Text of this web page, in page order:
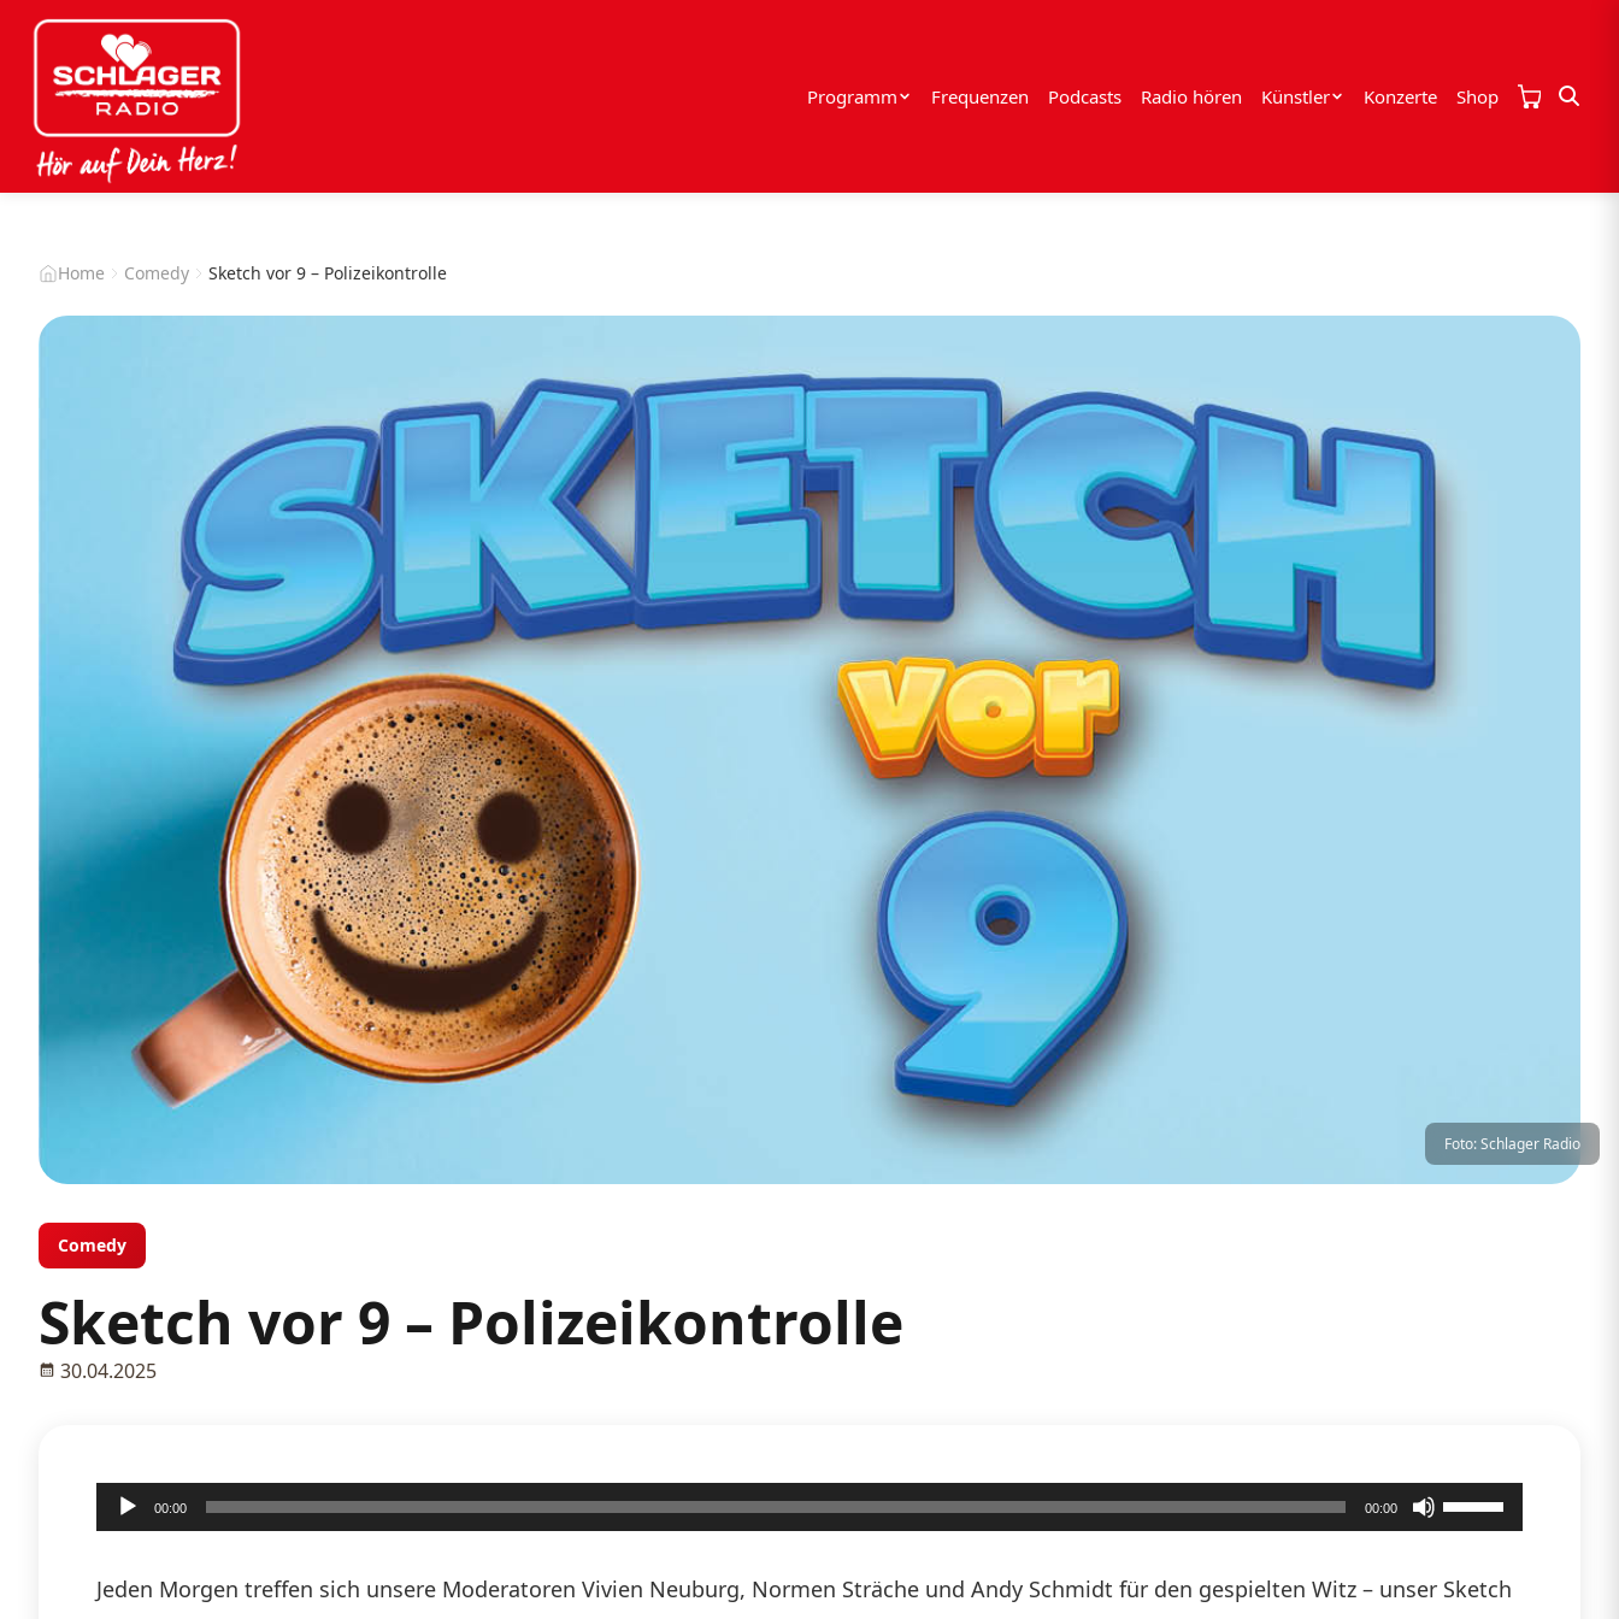
Programm Frequenzen Podcasts Radio hören Künstler Konzerte Shop
Home Comedy Sketch vor 9 – Polizeikontrolle
Foto: Schlager Radio
Comedy
Sketch vor 9 – Polizeikontrolle
30.04.2025
Audio-
Player
00:00 00:00
Pfeiltasten
benutzen,
Jeden Morgen treffen sich unsere Moderatoren Vivien Neuburg, Normen Sträche und Andy Schmidt für den gespielten Witz – unser Sketch